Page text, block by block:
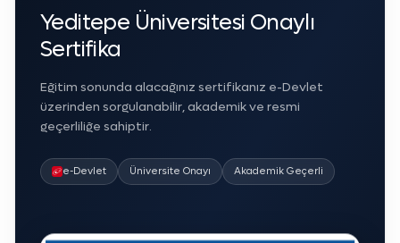
Yeditepe Üniversitesi Onaylı
Sertifika
Eğitim sonunda alacağınız sertifikanız e-Devlet
üzerinden sorgulanabilir, akademik ve resmi
geçerliliğe sahiptir.
e-Devlet Üniversite Onayı Akademik Geçerli